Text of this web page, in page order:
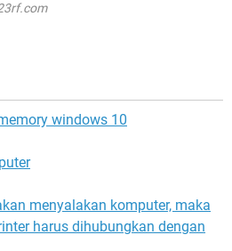
windows 10
menyalakan komputer, maka
harus dihubungkan dengan